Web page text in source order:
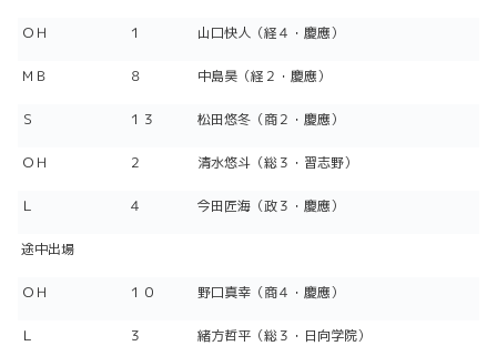
ＯＨ １ 山口快人（経４・慶應）
ＭＢ ８ 中島昊（経２・慶應）
Ｓ １３ 松田悠冬（商２・慶應）
ＯＨ ２ 清水悠斗（総３・習志野）
Ｌ ４ 今田匠海（政３・慶應）
途中出場
ＯＨ １０ 野口真幸（商４・慶應）
Ｌ ３ 緒方哲平（総３・日向学院）